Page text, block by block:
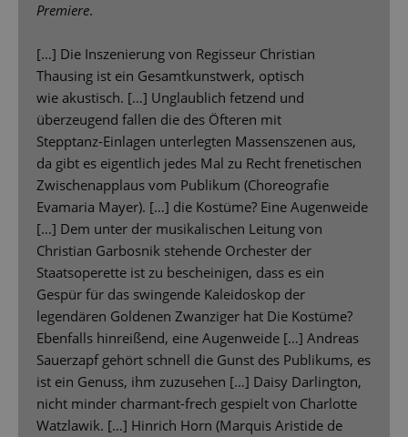
Premiere.
[…] Die Inszenierung von Regisseur Christian
Thausing ist ein Gesamtkunstwerk, optisch
wie akustisch. […] Unglaublich fetzend und
überzeugend fallen die des Öfteren mit
Stepptanz-Einlagen unterlegten Massenszenen aus,
da gibt es eigentlich jedes Mal zu Recht frenetischen
Zwischenapplaus vom Publikum (Choreografie
Evamaria Mayer). […] die Kostüme? Eine Augenweide
[…] Dem unter der musikalischen Leitung von
Christian Garbosnik stehende Orchester der
Staatsoperette ist zu bescheinigen, dass es ein
Gespür für das swingende Kaleidoskop der
legendären Goldenen Zwanziger hat Die Kostüme?
Ebenfalls hinreißend, eine Augenweide […] Andreas
Sauerzapf gehört schnell die Gunst des Publikums, es
ist ein Genuss, ihm zuzusehen […] Daisy Darlington,
nicht minder charmant-frech gespielt von Charlotte
Watzlawik. […] Hinrich Horn (Marquis Aristide de